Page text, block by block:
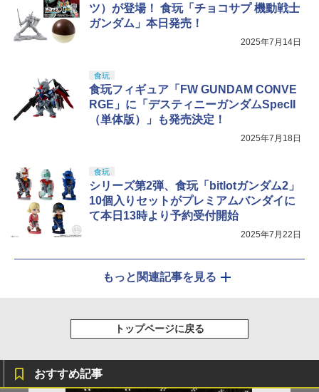
ツ）が登場！ 食玩「チョコサプ 機動戦士
ガンダム」本日発売！
2025年7月14日
食玩
食玩フィギュア「FW GUNDAM CONVE
RGE」に「デスティニーガンダムSpecII
（単体版）」も発売決定！
2025年7月18日
食玩
シリーズ第2弾、食玩「bitlotガンダム2」
10個入りセットがプレミアムバンダイに
て本日13時より予約受付開始
2025年7月22日
もっと関連記事を見る
トップページに戻る
おすすめ記事